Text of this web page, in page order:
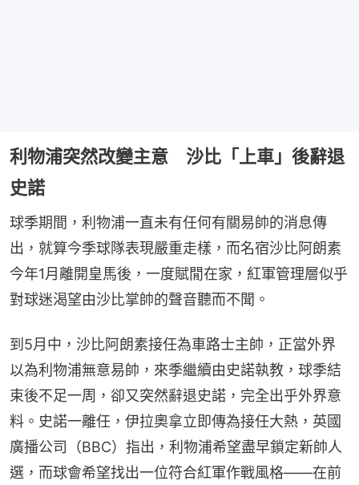
利物浦突然改變主意 沙比「上車」後辭退
史諾
球季期間，利物浦一直未有任何有關易帥的消息傳
出，就算今季球隊表現嚴重走樣，而名宿沙比阿朗素
今年1月離開皇馬後，一度賦閒在家，紅軍管理層似乎
對球迷渴望由沙比掌帥的聲音聽而不聞。
到5月中，沙比阿朗素接任為車路士主帥，正當外界
以為利物浦無意易帥，來季繼續由史諾執教，球季結
束後不足一周，卻又突然辭退史諾，完全出乎外界意
料。史諾一離任，伊拉奧拿立即傳為接任大熱，英國
廣播公司（BBC）指出，利物浦希望盡早鎖定新帥人
選，而球會希望找出一位符合紅軍作戰風格——在前